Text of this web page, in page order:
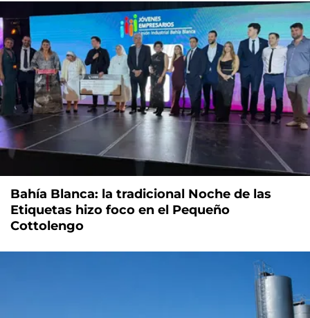
Bahía Blanca: la tradicional Noche de las
Etiquetas hizo foco en el Pequeño
Cottolengo